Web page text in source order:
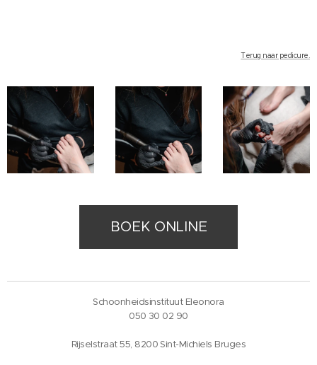
Terug naar pedicure.
BOEK ONLINE
Schoonheidsinstituut Eleonora
050 30 02 90
Rijselstraat 55, 8200 Sint-Michiels Bruges